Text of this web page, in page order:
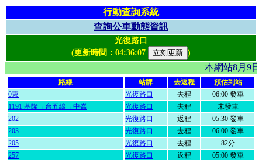
行動查詢系統
查詢公車動態資訊
光復路口
(更新時間： 04:36:07 )
本網站8月9
路線 站牌 去返程
預估到站
0東
光復路口 去程
06:00 發車
1191 基隆→台五線→中崙
光復路口 去程
未發車
202
光復路口 返程
05:30 發車
203
光復路口 去程
06:00 發車
205
光復路口 去程
82分
257
光復路口 返程
05:00 發車